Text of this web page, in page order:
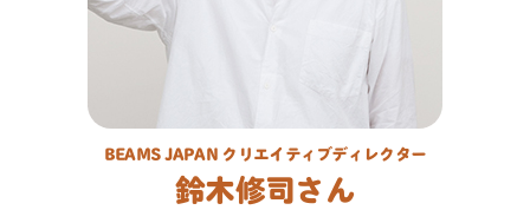
BEAMS JAPAN クリエイティブディレクター
鈴木修司さん